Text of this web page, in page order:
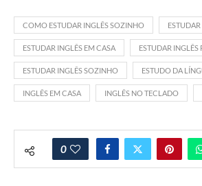
COMO ESTUDAR INGLÊS SOZINHO
ESTUDAR INGLÊS EM CASA ESTUDAR
ESTUDAR INGLÊS SOZINHO ESTUDO DA
INGLÊS EM CASA INGLÊS NO TECLADO
0